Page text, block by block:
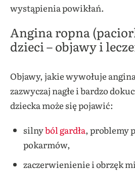
wystąpienia powikłań.
Angina ropna
dzieci – objawy i
Objawy, jakie wywołuje
zazwyczaj nagłe i bardzo
dziecka może się pojawić:
silnyból gardła, problemy
pokarmów,
zaczerwienienie i obrzęk